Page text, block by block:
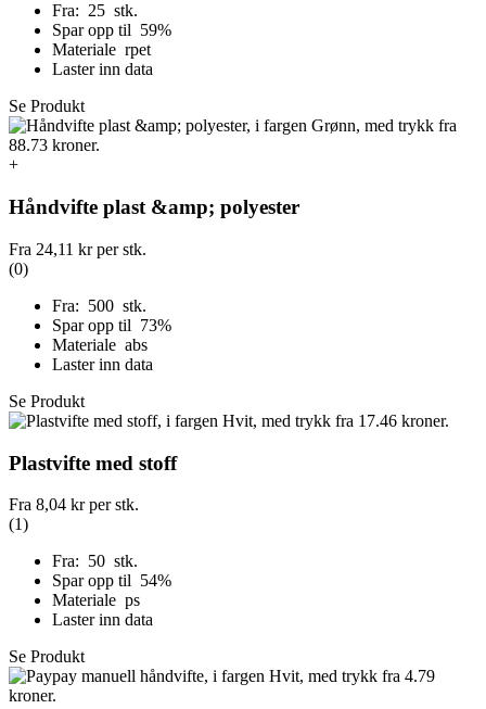
Fra: 25 stk.
Spar opp til 59%
Materiale rpet
Laster inn data
Se Produkt
+
Håndvifte plast &amp; polyester
Fra 24,11 krper stk.
(0)
Fra: 500 stk.
Spar opp til 73%
Materiale abs
Laster inn data
Se Produkt
Plastvifte med stoff
Fra 8,04 krper stk.
(1)
Fra: 50 stk.
Spar opp til 54%
Materiale ps
Laster inn data
Se Produkt